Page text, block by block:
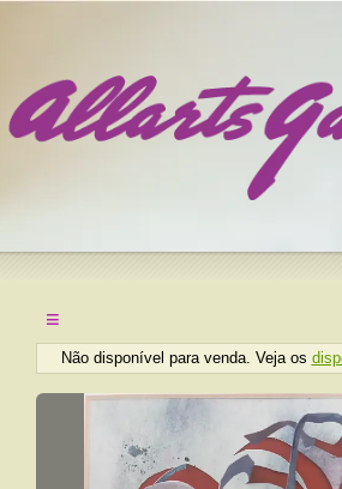
≡
Não disponível para venda. Veja os